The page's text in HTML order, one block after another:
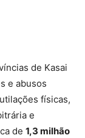
de Kasai
e abusos
físicas,
e
de 1,3 milhão